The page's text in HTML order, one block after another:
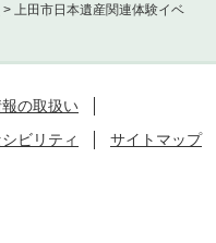
> 上田市日本遺産関連体験イベ
の取扱い
ビリティ サイトマップ